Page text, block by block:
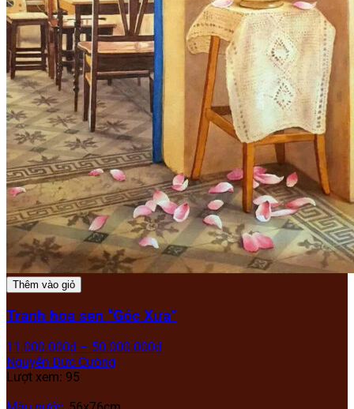
Thêm vào giỏ
Tranh hoa sen “Góc Xưa”
11.000.000₫ – 50.000.000₫
Nguyễn Đức Cường
Lượt xem: 95